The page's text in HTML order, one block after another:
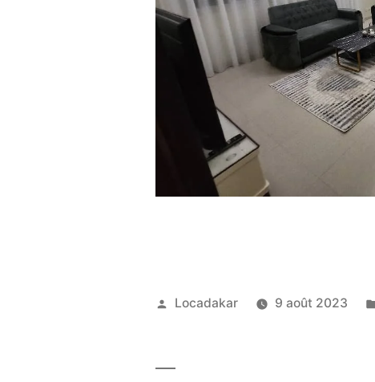
Publié
Locadakar 9 août 2023